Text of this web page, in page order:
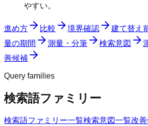
やすい。
進め方 比較 境界確認 建て替え
量の期間
測量・分筆 検索意図
善候補
Query families
検索語ファミリー
検索語ファミリー一覧検索意図一覧改